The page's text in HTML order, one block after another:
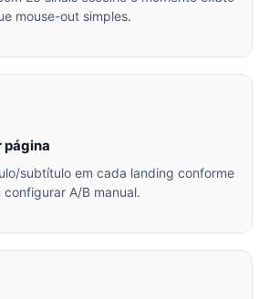
mouse-out simples.
página
subtítulo em cada landing conforme
A/B manual.